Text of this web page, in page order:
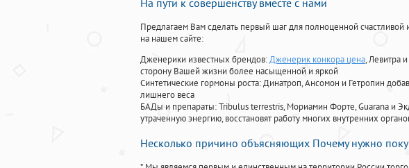
На пути к совершенству вместе с нами
Предлагаем Вам сделать первый шаг для полноценной
на нашем сайте:
Дженерики известных брендов:Дженерик конкора цена, Левитра
сторону Вашей жизни более насыщенной и яркой
Синтетические гормоны роста: Динатроп, Ансомон и Гетропин
лишнего веса
БАДы и препараты:Tribulus terrestris, Мориамин Форте, Guarana и
утраченную энергию, восстановят работу многих внутренних
Несколько причино объясняющих Почему нужно